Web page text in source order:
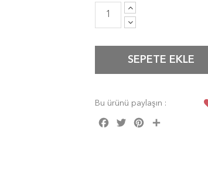
SEPETE EKLE
Bu ürünü paylaşın :
Facebook
Twitter Pinterest